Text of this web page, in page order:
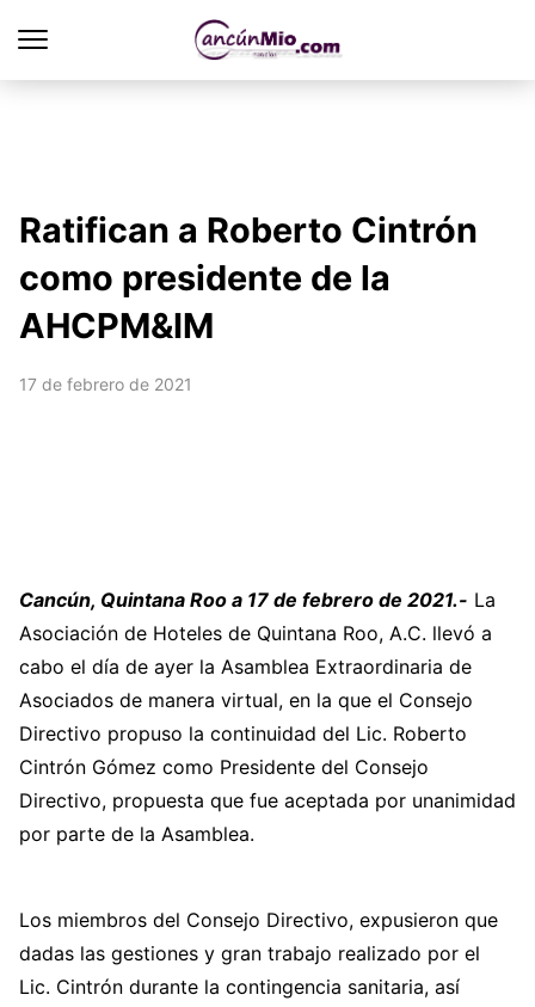
Ratifican a Roberto Cintrón
como presidente de la
AHCPM&IM
17 de febrero de 2021
Cancún, Quintana Roo a 17 de febrero de 2021.- La
Asociación de Hoteles de Quintana Roo, A.C. llevó a
cabo el día de ayer la Asamblea Extraordinaria de
Asociados de manera virtual, en la que el Consejo
Directivo propuso la continuidad del Lic. Roberto
Cintrón Gómez como Presidente del Consejo
Directivo, propuesta que fue aceptada por unanimidad
por parte de la Asamblea.
Los miembros del Consejo Directivo, expusieron que
dadas las gestiones y gran trabajo realizado por el
Lic. Cintrón durante la contingencia sanitaria, así